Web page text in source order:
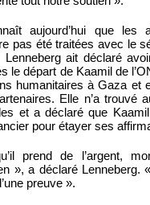
aujourd’hui que les
pas été traitées avec le
Lenneberg ait déclaré
le départ de Kaamil de
humanitaires à Gaza et
Elle n’a trouvé
et a déclaré que
pour étayer ses
prend de l’argent,
», a déclaré Lenneberg.
preuve ».